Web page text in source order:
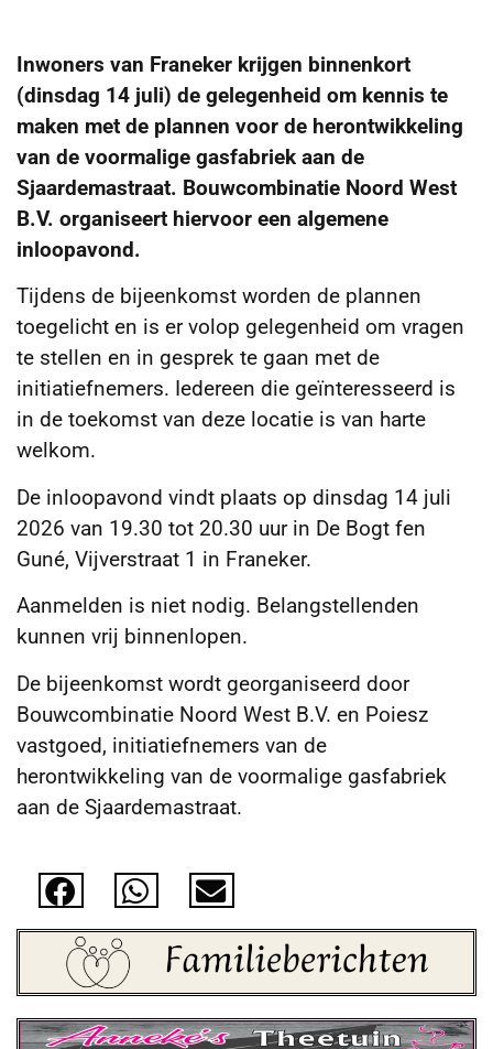
Inwoners van Franeker krijgen binnenkort
(dinsdag 14 juli) de gelegenheid om kennis te
maken met de plannen voor de herontwikkeling
van de voormalige gasfabriek aan de
Sjaardemastraat. Bouwcombinatie Noord West
B.V. organiseert hiervoor een algemene
inloopavond.
Tijdens de bijeenkomst worden de plannen
toegelicht en is er volop gelegenheid om vragen
te stellen en in gesprek te gaan met de
initiatiefnemers. Iedereen die geïnteresseerd is
in de toekomst van deze locatie is van harte
welkom.
De inloopavond vindt plaats op dinsdag 14 juli
2026 van 19.30 tot 20.30 uur in De Bogt fen
Guné, Vijverstraat 1 in Franeker.
Aanmelden is niet nodig. Belangstellenden
kunnen vrij binnenlopen.
De bijeenkomst wordt georganiseerd door
Bouwcombinatie Noord West B.V. en Poiesz
vastgoed, initiatiefnemers van de
herontwikkeling van de voormalige gasfabriek
aan de Sjaardemastraat.